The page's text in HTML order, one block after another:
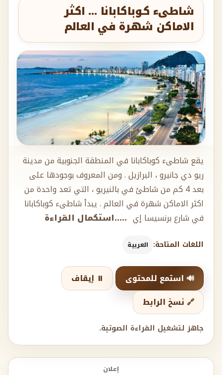
شاطىء كوباكابانا … اكثر
الاماكن شهرة في العالم
يقع شاطىء كوباكابانا في المنطقة الجنوبية من مدينة
ريو دي جانيرو ، البرازيل . ومن المعروف بوجودها على
بعد 4 كم من شاطئ في بالنيريو ، التي تعد واحدة من
اكثر الاماكن شهرة في العالم . يبدأ شاطىء كوباكابانا
في شارع برنسيسا إي .....استكمال القراءة
اللغات المتاحة: العربية
🔊 استمع للمحتوى
⏸️ إيقاف
🔗 نسخ الرابط
جاهز لتشغيل القراءة الصوتية.
إعلان